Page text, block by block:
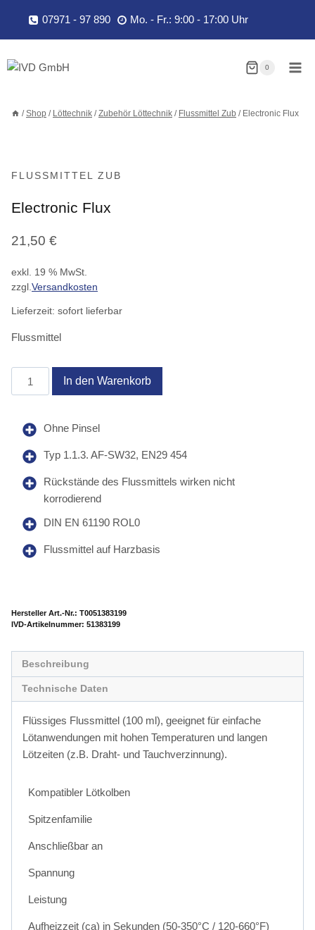
springen
07971 - 97 890 Mo. - Fr.: 9:00 - 17:00 Uhr
0
/ Shop / Löttechnik / Zubehör Löttechnik / Flussmittel Zub / Electronic Flux
FLUSSMITTEL ZUB
Electronic Flux
21,50 €
exkl. 19 % MwSt.
zzgl. Versandkosten
Lieferzeit: sofort lieferbar
Flussmittel
Flux
In den Warenkorb
Ohne Pinsel
Typ 1.1.3. AF-SW32, EN29 454
Rückstände des Flussmittels wirken nicht
korrodierend
DIN EN 61190 ROL0
Flussmittel auf Harzbasis
Hersteller Art.-Nr.: T0051383199
Artikelnummer: 51383199
Beschreibung
Technische Daten
Flüssiges Flussmittel (100 ml), geeignet für einfache
Lötanwendungen mit hohen Temperaturen und langen
Lötzeiten (z.B. Draht- und Tauchverzinnung).
Kompatibler Lötkolben
Spitzenfamilie
Anschließbar an
Spannung
Leistung
Aufheizzeit (ca) in Sekunden (50-350°C / 120-660°F)